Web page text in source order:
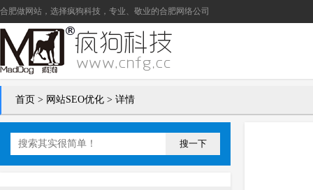
合肥做网站 ，选择疯狗科技，专业、敬业的合肥网络公司
首页 > 网站SEO优化 > 详情
搜一下